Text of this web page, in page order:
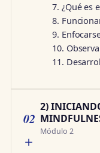
7. ¿Qué es
8.
9.
10.
11.
02
2)
Módulo 2